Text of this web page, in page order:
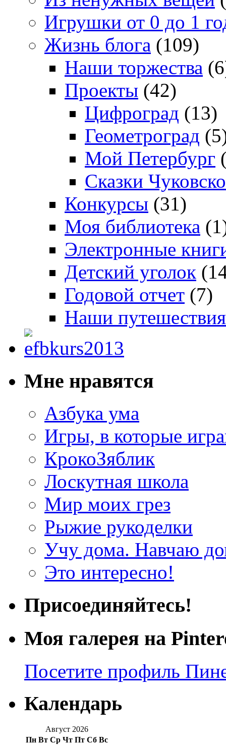
Игрушки от 0 до 1
Жизнь блога (109)
Наши торжества
Проекты (42)
Цифроград (13)
Геометроград
Мой Петербург
Сказки
Конкурсы (31)
Моя библиотека
Электронные
Детский уголок
Годовой отчет (7)
Наши путешествия
Мне нравятся
Азбука ума
Игры, в которые
КрокоЗяблик
Лоскутная школа
Мир моих грез
Рыжие рукоделки
Учу дома. Навчаю
Это интересно!
Присоединяйтесь!
Моя галерея на
Посетите профиль
Календарь
Август 2026
Пн Вт Ср Чт Пт Сб Вс